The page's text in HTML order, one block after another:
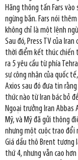
Hãng thông tấn Fars
ngừng bắn. Fars nói
không chỉ là một lệnh
Sau đó, Press TV của
thời điểm kết thúc chiến
ra 5 yêu cầu từ phía
sự công nhận của quốc
Axios sau đó đưa tin
thức nào từ Iran bác bỏ
Ngoại trưởng Iran Abbas
Mỹ, và Mỹ đã gửi thông
nhưng một cuộc trao đổi
Giá dầu thô Brent tương
thứ 4, nhưng vẫn cao